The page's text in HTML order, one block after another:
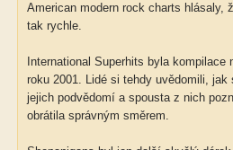
American modern rock charts hlásaly,
tak rychle.
International Superhits byla
roku 2001. Lidé si tehdy uvědomili,
jejich podvědomí a spousta z nich
obrátila správným směrem.